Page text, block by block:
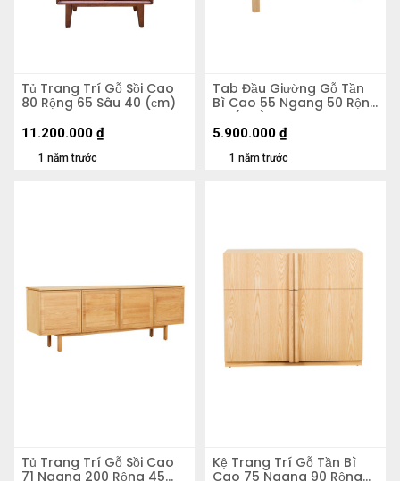
Tủ Trang Trí Gỗ Sồi Cao
80 Rộng 65 Sâu 40 (сm)
1 năm trước
11.200.000 ₫
Tab Đầu Giường Gỗ Tần
Bì Cao 55 Ngang 50 Rộng
40 (cm)
1 năm trước
5.900.000 ₫
Tủ Trang Trí Gỗ Sồi Cao
71 Ngang 200 Rộng 45
Kệ Trang Trí Gỗ Tần Bì
Cao 75 Ngang 90 Rộng